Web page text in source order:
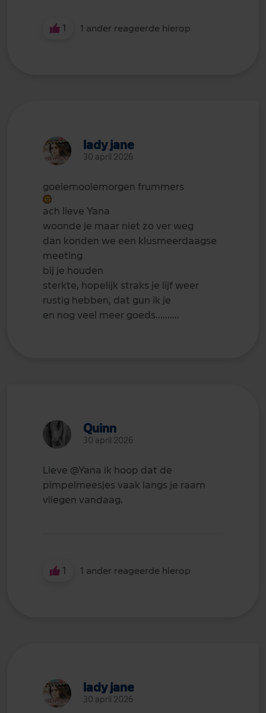
1 1 ander reageerde hierop
lady jane
30 april 2026
goeiemooiemorgen frummers
ach lieve Yana
woonde je maar niet zo ver weg
dan konden we een klusmeerdaagse
meeting
bij je houden
sterkte, hopelijk straks je lijf weer
rustig hebben, dat gun ik je
en nog veel meer goeds..........
Quinn
30 april 2026
Lieve @Yana ik hoop dat de
pimpelmeesjes vaak langs je raam
vliegen vandaag.
1 1 ander reageerde hierop
lady jane
30 april 2026